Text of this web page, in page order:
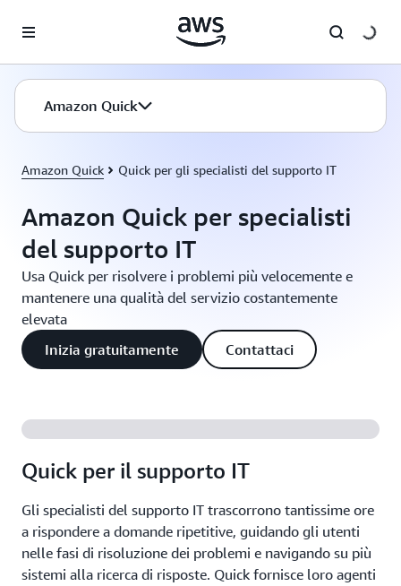
Amazon Quick
Amazon Quick Quick per gli specialisti del supporto IT
Amazon Quick per specialisti
del supporto IT
Usa Quick per risolvere i problemi più velocemente e
mantenere una qualità del servizio costantemente
elevata
Inizia gratuitamente
Contattaci
Quick per il supporto IT
Gli specialisti del supporto IT trascorrono tantissime ore
a rispondere a domande ripetitive, guidando gli utenti
nelle fasi di risoluzione dei problemi e navigando su più
sistemi alla ricerca di risposte. Quick fornisce loro agenti